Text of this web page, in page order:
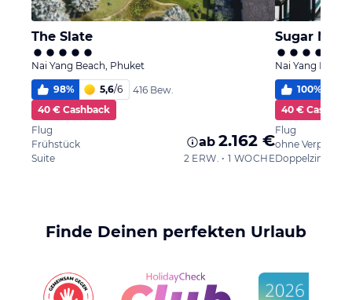
The Slate
Nai Yang Beach, Phuket
98% 5,6/6
416 Bew.
40 € Cashback
Flug
Frühstück
Suite
ab 2.162 €
2 ERW. • 1 WOCHE
Nai Yang
100%
40 €
Flug
ohne
Doppelzimmer
Finde Deinen perfekten Urlaub